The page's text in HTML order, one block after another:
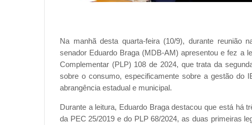
Na manhã desta quarta-feira (10/9), durante reunião
senador Eduardo Braga (MDB-AM) apresentou e fez a
Complementar (PLP) 108 de 2024, que trata da
sobre o consumo, especificamente sobre a gestão do
abrangência estadual e municipal.
Durante a leitura, Eduardo Braga destacou que está há
da PEC 25/2019 e do PLP 68/2024, as duas primeiras